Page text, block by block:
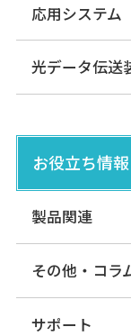
応用システム
光データ伝送
お役立ち情報
製品関連
その他・コラ
サポート